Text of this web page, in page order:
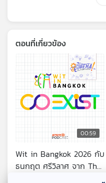
ตอนที่เกี่ยวข้อง
00:59
Wit in Bangkok 2026 กับ
ธนกฤต ศรีวิลาศ จาก The